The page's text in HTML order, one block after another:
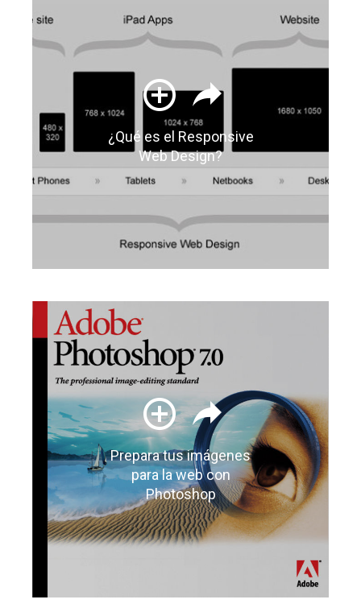
¿Qué es el Responsive
Web Design?
Prepara tus imágenes
para la web con
Photoshop